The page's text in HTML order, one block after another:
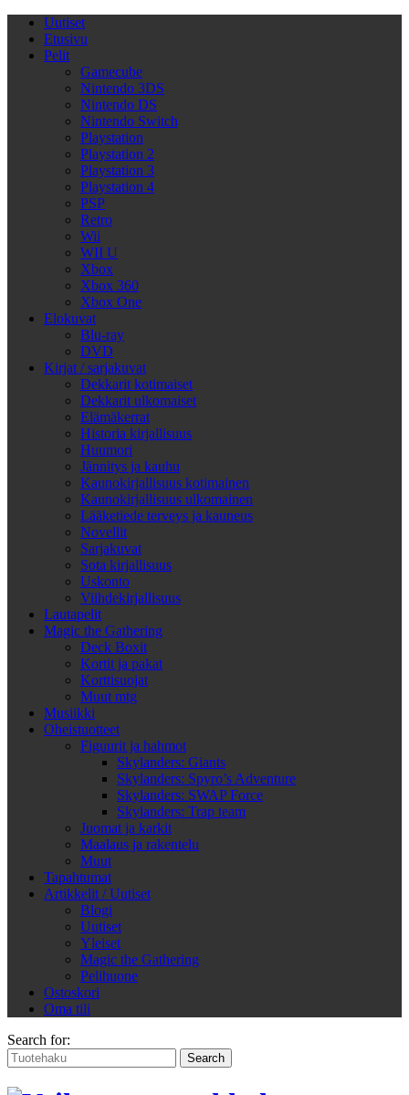
Uutiset
Etusivu
Pelit
Gamecube
Nintendo 3DS
Nintendo DS
Nintendo Switch
Playstation
Playstation 2
Playstation 3
Playstation 4
PSP
Retro
Wii
WII U
Xbox
Xbox 360
Xbox One
Elokuvat
Blu-ray
DVD
Kirjat / sarjakuvat
Dekkarit kotimaiset
Dekkarit ulkomaiset
Elämäkerrat
Historia kirjallisuus
Huumori
Jännitys ja kauhu
Kaunokirjallisuus kotimainen
Kaunokirjallisuus ulkomainen
Lääketiede terveys ja kauneus
Novellit
Sarjakuvat
Sota kirjallisuus
Uskonto
Viihdekirjallisuus
Lautapelit
Magic the Gathering
Deck Boxit
Kortit ja pakat
Korttisuojat
Muut mtg
Musiikki
Oheistuotteet
Figuurit ja hahmot
Skylanders: Giants
Skylanders: Spyro’s Adventure
Skylanders: SWAP Force
Skylanders: Trap team
Juomat ja karkit
Maalaus ja rakentelu
Muut
Tapahtumat
Artikkelit / Uutiset
Blogi
Uutiset
Yleiset
Magic the Gathering
Pelihuone
Ostoskori
Oma tili
Search for: